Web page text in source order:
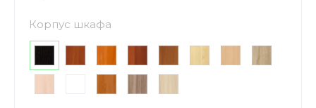
Корпус шкафа